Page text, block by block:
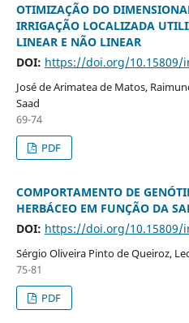
OTIMIZAÇÃO DO
IRRIGAÇÃO LOCALIZADA
LINEAR E NÃO LINEAR
DOI: https://doi.org/10.15809/
José de Arimatea de Matos,
Saad
69-74
PDF
COMPORTAMENTO DE
HERBÁCEO EM FUNÇÃO DA
DOI: https://doi.org/10.15809/
Sérgio Oliveira Pinto de Queiroz,
75-81
PDF